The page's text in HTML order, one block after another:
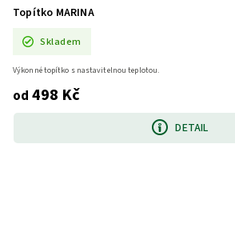
Topítko MARINA
Skladem
od 498 Kč
DETAIL
Výkonné topítko s nastavitelnou teplotou.